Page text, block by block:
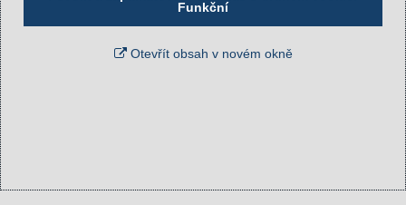
Funkční
Otevřít obsah v novém okně